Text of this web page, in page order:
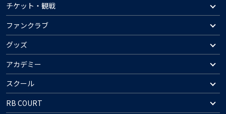
チケット・観戦
ファンクラブ
グッズ
アカデミー
スクール
RB COURT